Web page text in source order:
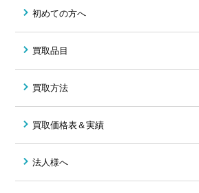
初めての方へ
買取品目
買取方法
買取価格表＆実績
法人様へ